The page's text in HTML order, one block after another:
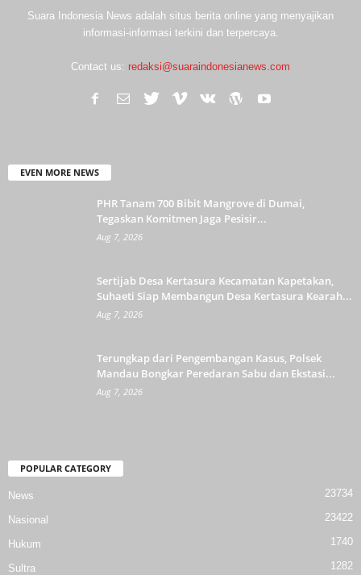
Suara Indonesia News adalah situs berita online yang menyajikan
informasi-informasi terkini dan terpercaya.
Contact us: redaksi@suaraindonesianews.com
EVEN MORE NEWS
PHR Tanam 700 Bibit Mangrove di Dumai,
Tegaskan Komitmen Jaga Pesisir...
Aug 7, 2026
Sertijab Desa Kertasura Kecamatan Kapetakan,
Suhaeti Siap Membangun Desa Kertasura Kearah...
Aug 7, 2026
Terungkap dari Pengembangan Kasus, Polsek
Mandau Bongkar Peredaran Sabu dan Ekstasi...
Aug 7, 2026
POPULAR CATEGORY
News 23734
Nasional 23422
Hukum 1740
Sultra 1282